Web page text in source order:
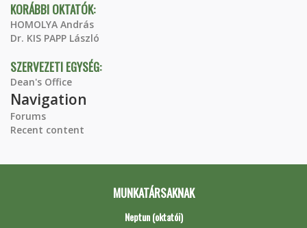
KORÁBBI OKTATÓK:
HOMOLYA András
Dr. KIS PAPP László
SZERVEZETI EGYSÉG:
Dean's Office
Navigation
Forums
Recent content
MUNKATÁRSAKNAK
Neptun (oktatói)